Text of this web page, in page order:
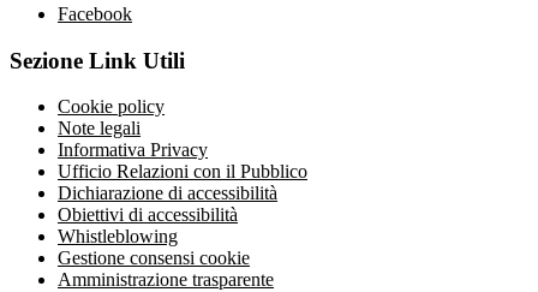
Facebook
Sezione Link Utili
Cookie policy
Note legali
Informativa Privacy
Ufficio Relazioni con il Pubblico
Dichiarazione di accessibilità
Obiettivi di accessibilità
Whistleblowing
Gestione consensi cookie
Amministrazione trasparente